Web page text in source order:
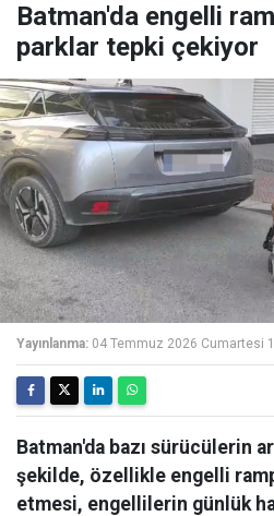
Batman'da engelli
parklar tepki çekiyor
Yayınlanma: 04 Temmuz 2026 Cumartesi
Batman'da bazı sürücülerin
şekilde, özellikle engelli
etmesi, engellilerin günlük